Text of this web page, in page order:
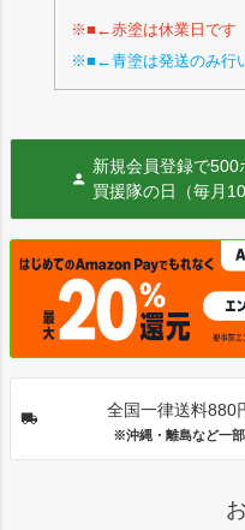
※■←赤塗は休業日です
※■←青塗は発送のみ行
新規会員登録で500
買援隊の日（毎月
全国一律送料880
※沖縄・離島など一